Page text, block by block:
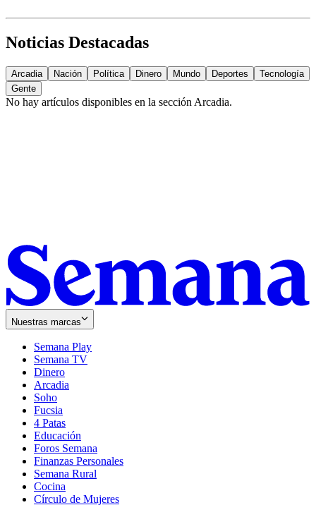
Noticias Destacadas
Arcadia Nación Política Dinero Mundo Deportes
Tecnología
Gente
No hay artículos disponibles en la sección Arcadia.
Nuestras marcas
Semana Play
Semana TV
Dinero
Arcadia
Soho
in
new
window
Fucsia
in
new
window
4 Patas
Educación
Foros Semana
Finanzas Personales
Semana Rural
Cocina
Círculo de Mujeres